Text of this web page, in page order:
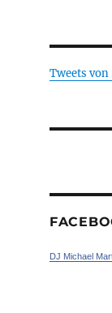
Tweets
DJ Michael